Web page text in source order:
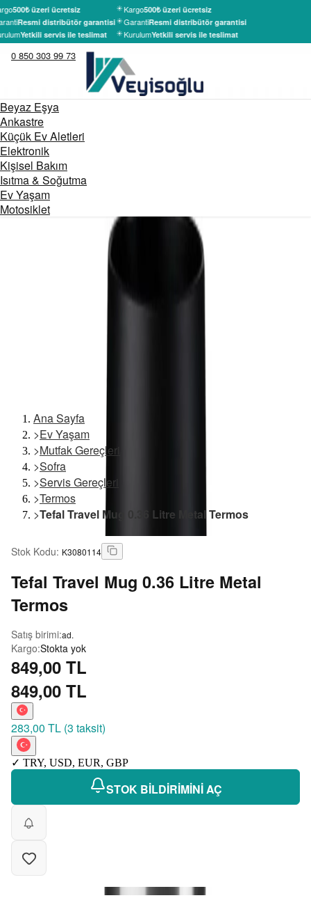
500₺ üzeri ücretsiz
Resmi distribütör garantisi
Yetkili servis ile teslimat
Kargo500₺ üzeri ücretsiz
GarantiResmi distribütör garantisi
KurulumYetkili servis ile teslimat
0 850 303 99 73
Beyaz Eşya
Ankastre
Küçük Ev Aletleri
Elektronik
Kişisel Bakım
Isıtma & Soğutma
Ev Yaşam
Motosiklet
Ana Sayfa
>Ev Yaşam
>Mutfak Gereçleri
>Sofra
>Servis Gereçleri
>Termos
>Tefal Travel Mug 0.36 Litre Metal Termos
Stok Kodu: K3080114
Tefal Travel Mug 0.36 Litre Metal
Termos
Satış birimi:ad.
Kargo:Stokta yok
849,00 TL
849,00 TL
283,00 TL (3 taksit)
✓ TRY, USD, EUR, GBP
STOK BİLDİRİMİNİ AÇ